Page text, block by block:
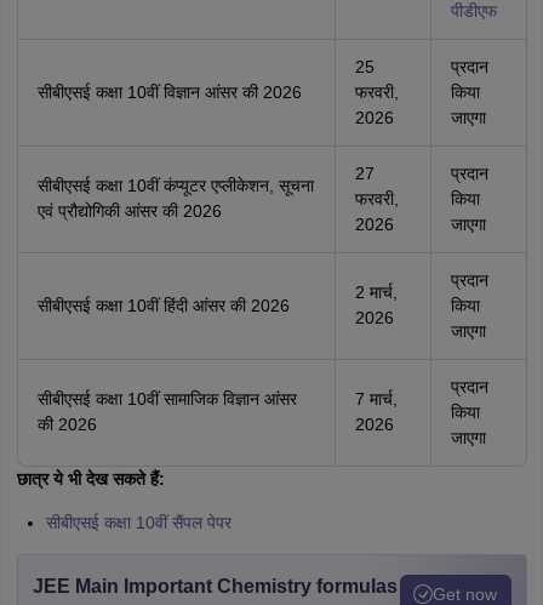
पीडीएफ
सीबीएसई कक्षा 10वीं विज्ञान आंसर की 2026
25
फरवरी,
2026
प्रदान
किया
जाएगा
सीबीएसई कक्षा 10वीं कंप्यूटर एप्लीकेशन, सूचना
एवं प्रौद्योगिकी आंसर की 2026
27
फरवरी,
2026
प्रदान
किया
जाएगा
सीबीएसई कक्षा 10वीं हिंदी आंसर की 2026
2 मार्च,
2026
प्रदान
किया
जाएगा
सीबीएसई कक्षा 10वीं सामाजिक विज्ञान आंसर
की 2026
7 मार्च,
2026
प्रदान
किया
जाएगा
छात्र ये भी देख सकते हैं:
सीबीएसई कक्षा 10वीं सैंपल पेपर
JEE Main Important Chemistry formulas Get now